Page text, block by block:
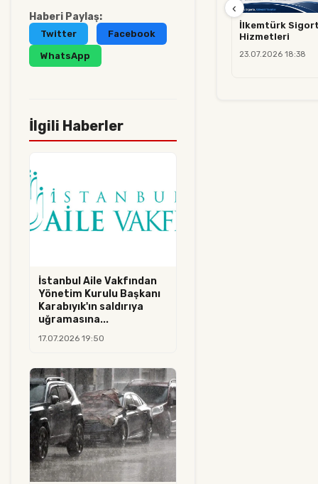
Haberi Paylaş:
Twitter Facebook
WhatsApp
İlgili Haberler
İstanbul Aile Vakfından
Yönetim Kurulu Başkanı
Karabıyık'ın saldırıya
uğramasına...
17.07.2026 19:50
İlkemtürk
Hizmetleri
23.07.2026 18:38
‹